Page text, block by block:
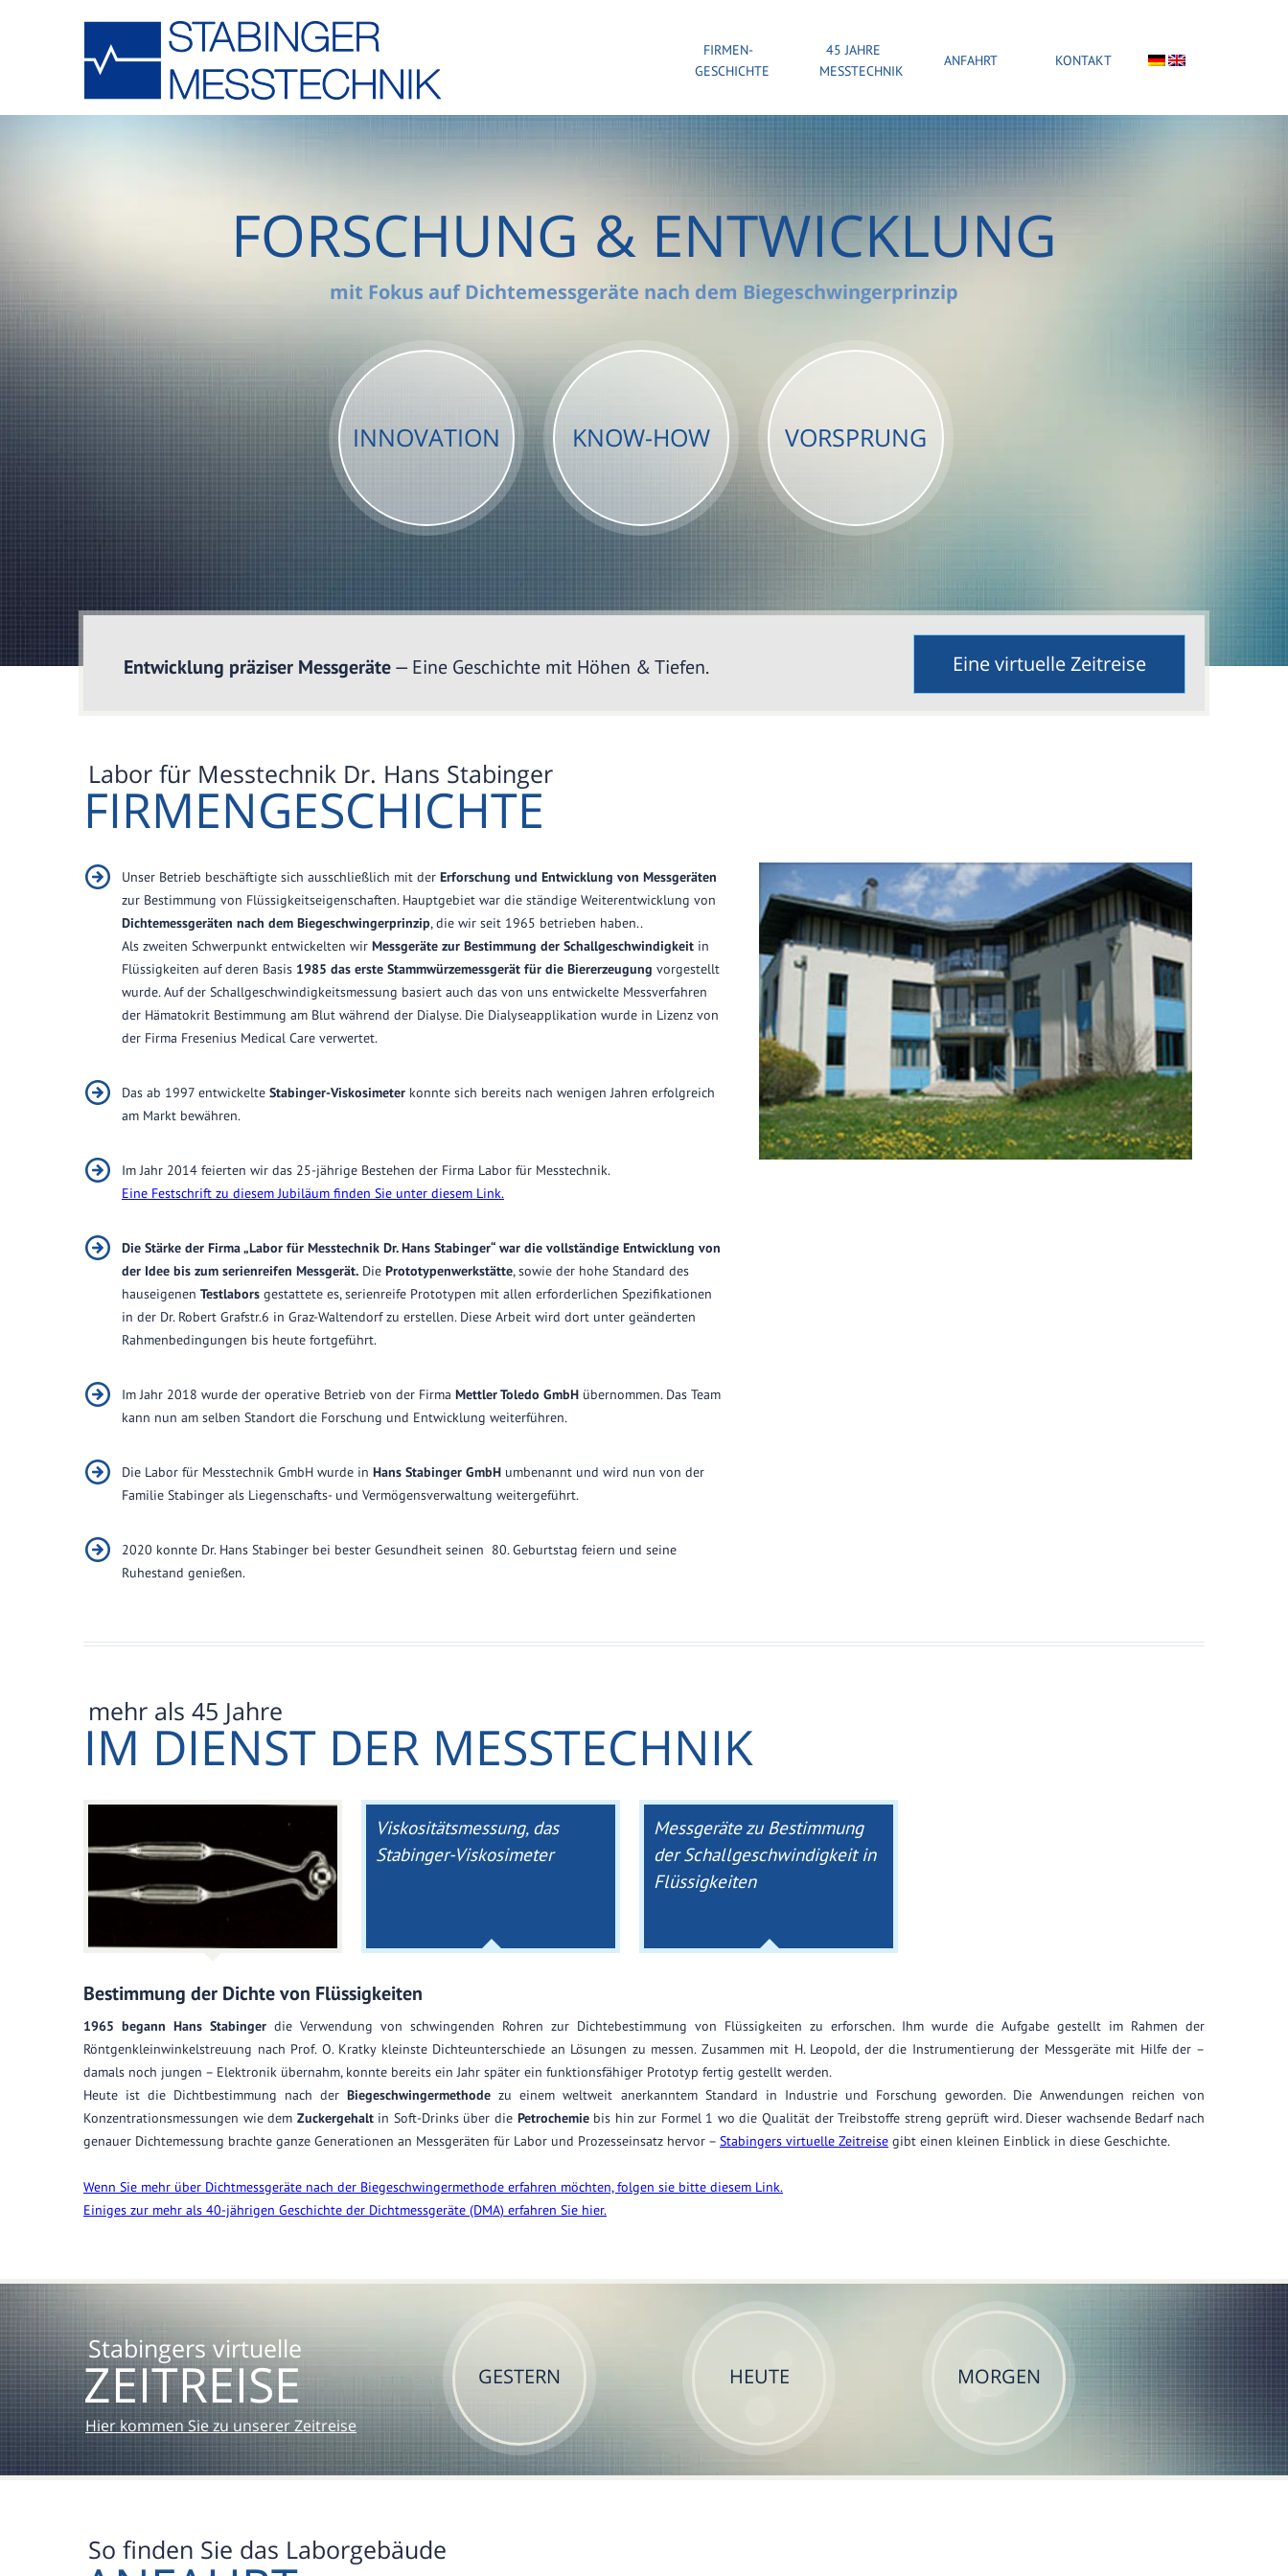
FIRMEN-
GESCHICHTE
45 JAHRE
MESSTECHNIK
ANFAHRT KONTAKT
FORSCHUNG & ENTWICKLUNG
mit Fokus auf Dichtemessgeräte nach dem Biegeschwingerprinzip
INNOVATION KNOW-HOW VORSPRUNG
Entwicklung präziser Messgeräte— Eine Geschichte mit Höhen & Tiefen. Eine virtuelle Zeitreise
Labor für Messtechnik Dr. Hans Stabinger
FIRMENGESCHICHTE
Unser Betrieb beschäftigte sich ausschließlich mit der Erforschung und Entwicklung von Messgeräten
zur Bestimmung von Flüssigkeitseigenschaften. Hauptgebiet war die ständige Weiterentwicklung von
Dichtemessgeräten nach dem Biegeschwingerprinzip, die wir seit 1965 betrieben haben..
Als zweiten Schwerpunkt entwickelten wir Messgeräte zur Bestimmung der Schallgeschwindigkeit in
Flüssigkeiten auf deren Basis 1985 das erste Stammwürzemessgerät für die Biererzeugung vorgestellt
wurde. Auf der Schallgeschwindigkeitsmessung basiert auch das von uns entwickelte Messverfahren
der Hämatokrit Bestimmung am Blut während der Dialyse. Die Dialyseapplikation wurde in Lizenz von
der Firma Fresenius Medical Care verwertet.
Das ab 1997 entwickelte Stabinger-Viskosimeter konnte sich bereits nach wenigen Jahren erfolgreich
am Markt bewähren.
Im Jahr 2014 feierten wir das 25-jährige Bestehen der Firma Labor für Messtechnik.
Eine Festschrift zu diesem Jubiläum finden Sie unter diesem Link.
Die Stärke der Firma „Labor für Messtechnik Dr. Hans Stabinger“ war die vollständige Entwicklung von
der Idee bis zum serienreifen Messgerät. Die Prototypenwerkstätte, sowie der hohe Standard des
hauseigenen Testlabors gestattete es, serienreife Prototypen mit allen erforderlichen Spezifikationen
in der Dr. Robert Grafstr.6 in Graz-Waltendorf zu erstellen. Diese Arbeit wird dort unter geänderten
Rahmenbedingungen bis heute fortgeführt.
Im Jahr 2018 wurde der operative Betrieb von der Firma Mettler Toledo GmbH übernommen. Das Team
kann nun am selben Standort die Forschung und Entwicklung weiterführen.
Die Labor für Messtechnik GmbH wurde in Hans Stabinger GmbH umbenannt und wird nun von der
Familie Stabinger als Liegenschafts- und Vermögensverwaltung weitergeführt.
2020 konnte Dr. Hans Stabinger bei bester Gesundheit seinen 80. Geburtstag feiern und seine
Ruhestand genießen.
mehr als 45 Jahre
IM DIENST DER MESSTECHNIK
Viskositätsmessung, das
Stabinger-Viskosimeter
Messgeräte zu Bestimmung
der Schallgeschwindigkeit in
Flüssigkeiten
Bestimmung der Dichte von Flüssigkeiten
1965 begann Hans Stabinger die Verwendung von schwingenden Rohren zur Dichtebestimmung von Flüssigkeiten zu erforschen. Ihm wurde die Aufgabe gestellt im Rahmen der
Röntgenkleinwinkelstreuung nach Prof. O. Kratky kleinste Dichteunterschiede an Lösungen zu messen. Zusammen mit H. Leopold, der die Instrumentierung der Messgeräte mit Hilfe der –
damals noch jungen – Elektronik übernahm, konnte bereits ein Jahr später ein funktionsfähiger Prototyp fertig gestellt werden.
Heute ist die Dichtbestimmung nach derBiegeschwingermethode zu einem weltweit anerkanntem Standard in Industrie und Forschung geworden. Die Anwendungen reichen von
Konzentrationsmessungen wie dem Zuckergehaltin Soft-Drinks über die Petrochemiebis hin zur Formel 1 wo die Qualität der Treibstoffe streng geprüft wird. Dieser wachsende Bedarf nach
genauer Dichtemessung brachte ganze Generationen an Messgeräten für Labor und Prozesseinsatz hervor – Stabingers virtuelle Zeitreise gibt einen kleinen Einblick in diese Geschichte.
Wenn Sie mehr über Dichtmessgeräte nach der Biegeschwingermethode erfahren möchten, folgen sie bitte diesem Link.
Einiges zur mehr als 40-jährigen Geschichte der Dichtmessgeräte (DMA) erfahren Sie hier.
Stabingers virtuelle
ZEITREISE
Hier kommen Sie zu unserer Zeitreise
GESTERN HEUTE MORGEN
So finden Sie das Laborgebäude